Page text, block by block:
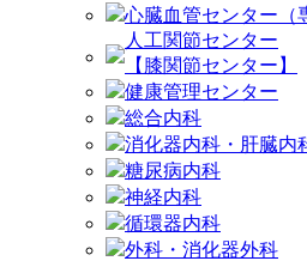
心臓血管センター（
人工関節センター
【膝関節センター】
健康管理センター
総合内科
消化器内科・肝臓内
糖尿病内科
神経内科
循環器内科
外科・消化器外科